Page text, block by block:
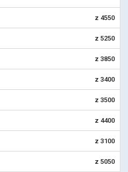
z 4550
z 5250
z 3850
z 3400
z 3500
z 4400
z 3100
z 5050